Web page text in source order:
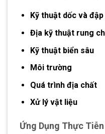
Kỹ thuật dốc và
Địa kỹ thuật rung
Kỹ thuật biển sâu
Môi trường
Quá trình địa chất
Xử lý vật liệu
Ứng Dụng Thực